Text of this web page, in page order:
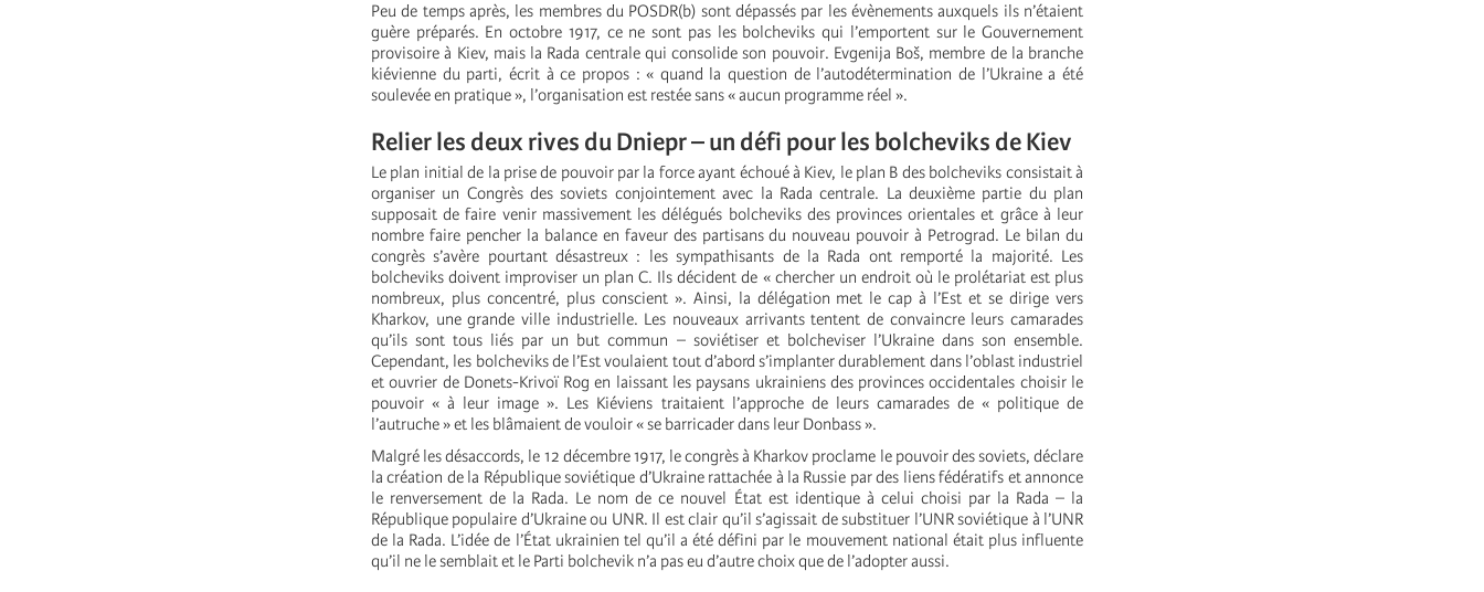
Peu de temps après, les membres du POSDR(b) sont dépassés par les évènements auxquels ils n’étaient
guère préparés. En octobre 1917, ce ne sont pas les bolcheviks qui l’emportent sur le Gouvernement
provisoire à Kiev, mais la Rada centrale qui consolide son pouvoir. Evgenija Boš, membre de la branche
kiévienne du parti, écrit à ce propos : « quand la question de l’autodétermination de l’Ukraine a été
soulevée en pratique », l’organisation est restée sans « aucun programme réel ».
Relier les deux rives du Dniepr – un défi pour les bolcheviks de Kiev
Le plan initial de la prise de pouvoir par la force ayant échoué à Kiev, le plan B des bolcheviks consistait à
organiser un Congrès des soviets conjointement avec la Rada centrale. La deuxième partie du plan
supposait de faire venir massivement les délégués bolcheviks des provinces orientales et grâce à leur
nombre faire pencher la balance en faveur des partisans du nouveau pouvoir à Petrograd. Le bilan du
congrès s’avère pourtant désastreux : les sympathisants de la Rada ont remporté la majorité. Les
bolcheviks doivent improviser un plan C. Ils décident de « chercher un endroit où le prolétariat est plus
nombreux, plus concentré, plus conscient ». Ainsi, la délégation met le cap à l’Est et se dirige vers
Kharkov, une grande ville industrielle. Les nouveaux arrivants tentent de convaincre leurs camarades
qu’ils sont tous liés par un but commun – soviétiser et bolcheviser l’Ukraine dans son ensemble.
Cependant, les bolcheviks de l’Est voulaient tout d’abord s’implanter durablement dans l’oblast industriel
et ouvrier de Donets-Krivoï Rog en laissant les paysans ukrainiens des provinces occidentales choisir le
pouvoir « à leur image ». Les Kiéviens traitaient l’approche de leurs camarades de « politique de
l’autruche » et les blâmaient de vouloir « se barricader dans leur Donbass ».
Malgré les désaccords, le 12 décembre 1917, le congrès à Kharkov proclame le pouvoir des soviets, déclare
la création de la République soviétique d’Ukraine rattachée à la Russie par des liens fédératifs et annonce
le renversement de la Rada. Le nom de ce nouvel État est identique à celui choisi par la Rada – la
République populaire d’Ukraine ou UNR. Il est clair qu’il s’agissait de substituer l’UNR soviétique à l’UNR
de la Rada. L’idée de l’État ukrainien tel qu’il a été défini par le mouvement national était plus influente
qu’il ne le semblait et le Parti bolchevik n’a pas eu d’autre choix que de l’adopter aussi.